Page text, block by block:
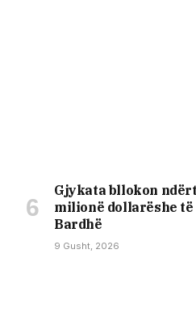
Gjykata bllokon
milionë dollarëshe
Bardhë
9 Gusht, 2026